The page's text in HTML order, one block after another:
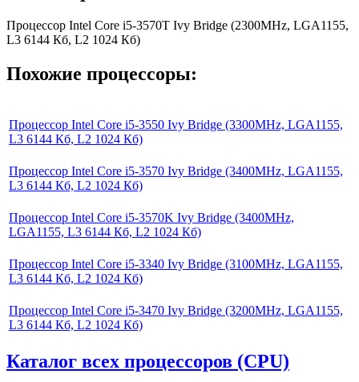
Процессор Intel Core i5-3570T Ivy Bridge (2300MHz, LGA1155,
L3 6144 Кб, L2 1024 Кб)
Похожие процессоры:
Процессор Intel Core i5-3550 Ivy Bridge (3300MHz, LGA1155,
L3 6144 Кб, L2 1024 Кб)
Процессор Intel Core i5-3570 Ivy Bridge (3400MHz, LGA1155,
L3 6144 Кб, L2 1024 Кб)
Процессор Intel Core i5-3570K Ivy Bridge (3400MHz,
LGA1155, L3 6144 Кб, L2 1024 Кб)
Процессор Intel Core i5-3340 Ivy Bridge (3100MHz, LGA1155,
L3 6144 Кб, L2 1024 Кб)
Процессор Intel Core i5-3470 Ivy Bridge (3200MHz, LGA1155,
L3 6144 Кб, L2 1024 Кб)
Каталог всех процессоров (CPU)